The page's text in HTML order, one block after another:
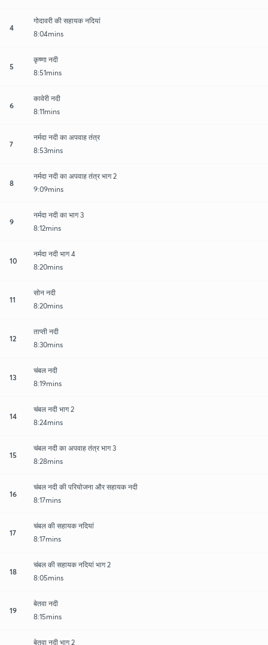
4
गोदावरी की सहायक नदियां
8:04mins
5
कृष्णा नदी
8:51mins
6
कावेरी नदी
8:11mins
7
नर्मदा नदी का अपवाह तंत्र
8:53mins
8
नर्मदा नदी का अपवाह तंत्र भाग 2
9:09mins
9
नर्मदा नदी का भाग 3
8:12mins
10
नर्मदा नदी भाग 4
8:20mins
11
सोन नदी
8:20mins
12
ताप्ती नदी
8:30mins
13
चंबल नदी
8:19mins
14
चंबल नदी भाग 2
8:24mins
15
चंबल नदी का अपवाह तंत्र भाग 3
8:28mins
16
चंबल नदी की परियोजना और सहायक नदी
8:17mins
17
चंबल की सहायक नदियां
8:17mins
18
चंबल की सहायक नदियां भाग 2
8:05mins
19
बेतवा नदी
8:15mins
बेतवा नदी भाग 2